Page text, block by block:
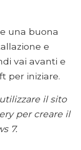
una buona
e
vai avanti e
per iniziare.
il sito
per creare il
7.